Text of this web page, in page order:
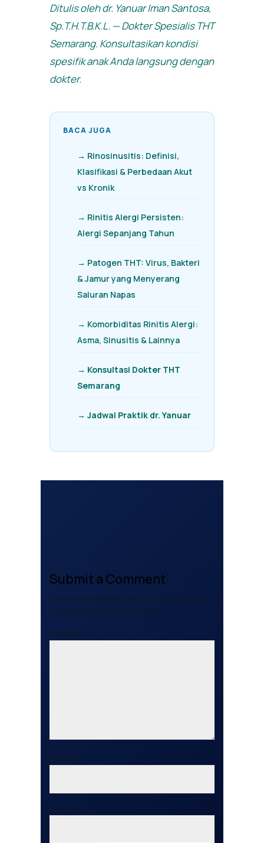
Ditulis oleh dr. Yanuar Iman Santosa,
Sp.T.H.T.B.K.L. — Dokter Spesialis THT
Semarang. Konsultasikan kondisi
spesifik anak Anda langsung dengan
dokter.
BACA JUGA
→ Rinosinusitis: Definisi,
Klasifikasi & Perbedaan Akut
vs Kronik
→ Rinitis Alergi Persisten:
Alergi Sepanjang Tahun
→ Patogen THT: Virus, Bakteri
& Jamur yang Menyerang
Saluran Napas
→ Komorbiditas Rinitis Alergi:
Asma, Sinusitis & Lainnya
→ Konsultasi Dokter THT
Semarang
→ Jadwal Praktik dr. Yanuar
Submit a Comment
Your email address will not be published.
Required fields are marked *
Comment *
Name